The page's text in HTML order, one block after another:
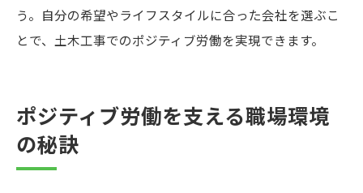
う。自分の希望やライフスタイルに合った会社を選ぶこ
とで、土木工事でのポジティブ労働を実現できます。
ポジティブ労働を支える職場環境
の秘訣